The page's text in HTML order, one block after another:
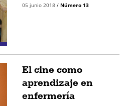
05 junio 2018 / Número 13
El cine como
aprendizaje en
enfermería